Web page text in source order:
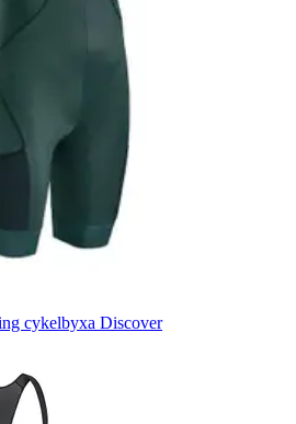
cykelbyxa Discover